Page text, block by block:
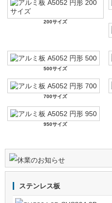
200サイズ
500サイズ
700サイズ
950サイズ
ステンレス板